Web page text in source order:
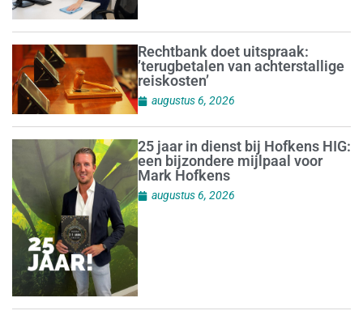
Rechtbank doet uitspraak:
’terugbetalen van achterstallige
reiskosten’
augustus 6, 2026
25 jaar in dienst bij Hofkens HIG:
een bijzondere mijlpaal voor
Mark Hofkens
augustus 6, 2026